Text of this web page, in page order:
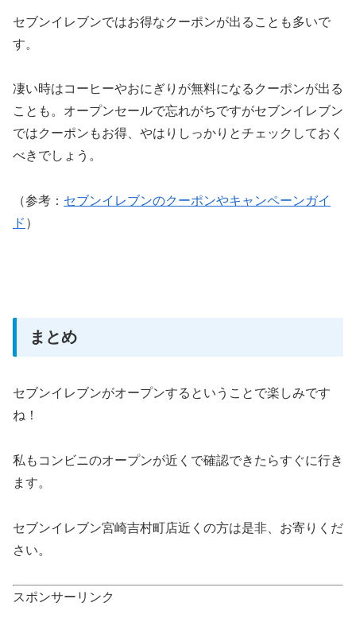
セブンイレブンではお得なクーポンが出ることも多いで
す。
凄い時はコーヒーやおにぎりが無料になるクーポンが出る
ことも。オープンセールで忘れがちですがセブンイレブン
ではクーポンもお得、やはりしっかりとチェックしておく
べきでしょう。
（参考： セブンイレブンのクーポンやキャンペーンガイ
ド ）
まとめ
セブンイレブンがオープンするということで楽しみです
ね！
私もコンビニのオープンが近くで確認できたらすぐに行き
ます。
セブンイレブン宮崎吉村町店近くの方は是非、お寄りくだ
さい。
スポンサーリンク